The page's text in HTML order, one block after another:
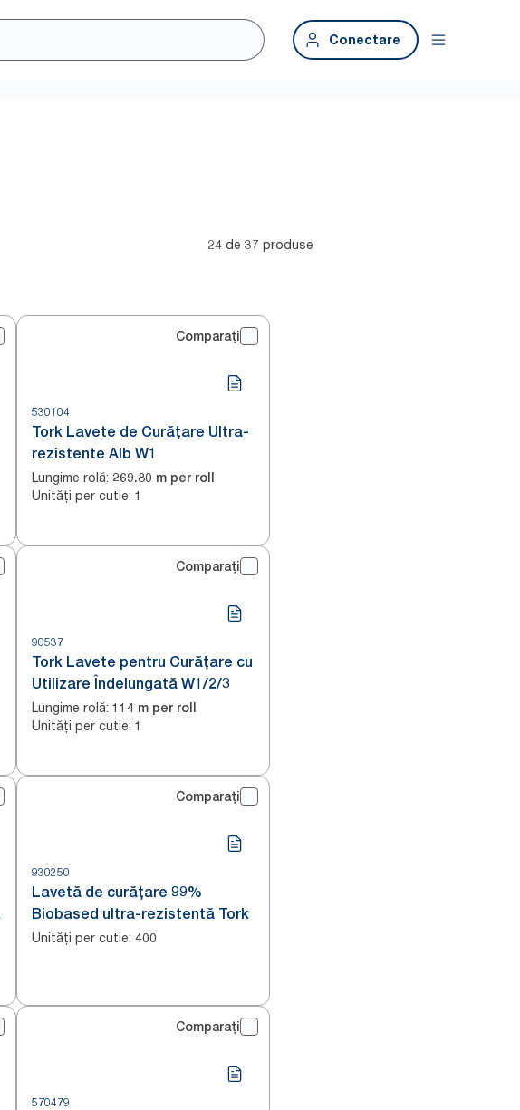
Conectare
24 de 37 produse
Comparați
530104
Tork Lavete de Curățare Ultra-
rezistente Alb W1
Lungime rolă: 269.80 m per roll
Unități per cutie: 1
Comparați
90537
Tork Lavete pentru Curățare cu
Utilizare Îndelungată W1/2/3
Lungime rolă: 114 m per roll
Unități per cutie: 1
Comparați
930250
Lavetă de curățare 99%
Biobased ultra-rezistentă Tork
Unități per cutie: 400
Comparați
570479